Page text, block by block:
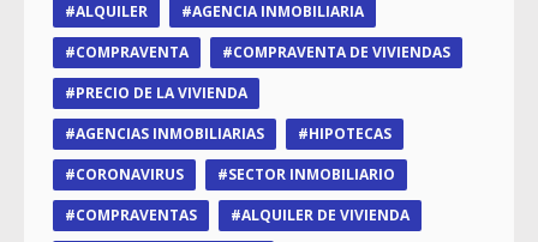
ALQUILER
AGENCIA INMOBILIARIA
COMPRAVENTA
COMPRAVENTA DE VIVIENDAS
PRECIO DE LA VIVIENDA
AGENCIAS INMOBILIARIAS
HIPOTECAS
CORONAVIRUS
SECTOR INMOBILIARIO
COMPRAVENTAS
ALQUILER DE VIVIENDA